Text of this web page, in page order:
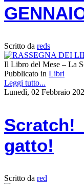
Scritto da reds
Il Libro del Mese – La
Pubblicato in Libri
Leggi tutto...
Lunedì, 02 Febbraio
gatto!
Scritto da red